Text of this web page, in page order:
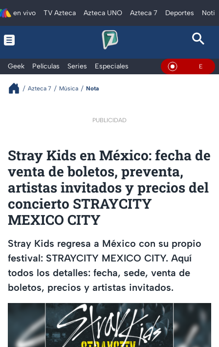
en vivo TV Azteca Azteca UNO Azteca 7 Deportes
Geek Películas Series Especiales En Vivo
Azteca 7 Música Nota
PUBLICIDAD
Stray Kids en México: fecha de
venta de boletos, preventa,
artistas invitados y precios del
concierto STRAYCITY
MEXICO CITY
Stray Kids regresa a México con su propio
festival: STRAYCITY MEXICO CITY. Aquí
todos los detalles: fecha, sede, venta de
boletos, precios y artistas invitados.